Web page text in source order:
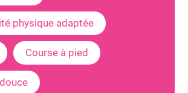
physique adaptée
Course à pied